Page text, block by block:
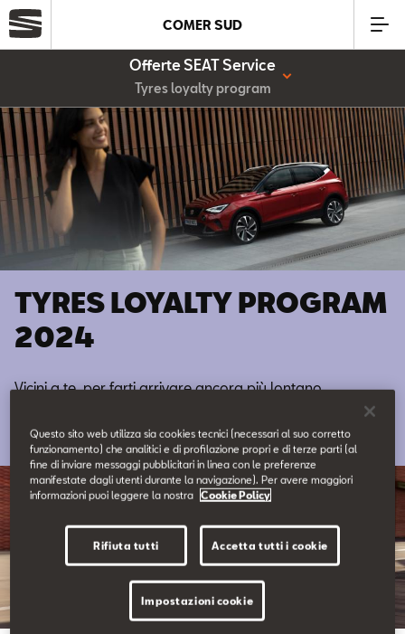
Modelli
Offerte
Service
Business
Configuratore
COMER SUD
Offerte SEAT Service
Tyres loyalty program
TYRES LOYALTY PROGRAM
2024
Vicini a te, per farti arrivare ancora più lontano.
Questo sito web utilizza sia cookies tecnici (necessari al suo corretto
funzionamento) che analitici e di profilazione propri e di terze parti (al
fine di inviare messaggi pubblicitari in linea con le preferenze
manifestate dagli utenti durante la navigazione). Per avere maggiori
informazioni puoi leggere la nostra
Cookie Policy
Rifiuta tutti Accetta tutti i cookie
Impostazioni cookie